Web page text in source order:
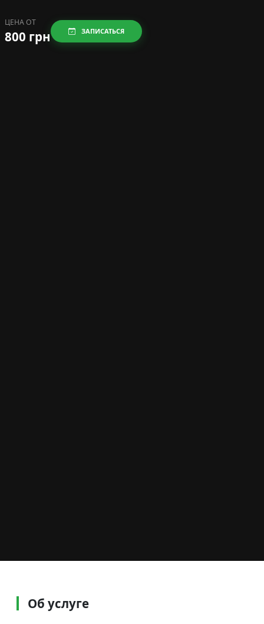
ЦЕНА ОТ
800 грн ЗАПИСАТЬСЯ
Об услуге